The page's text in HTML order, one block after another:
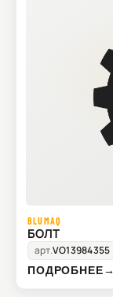
BLUMAQ
БОЛТ
арт.VO13984355
ПОДРОБНЕЕ→